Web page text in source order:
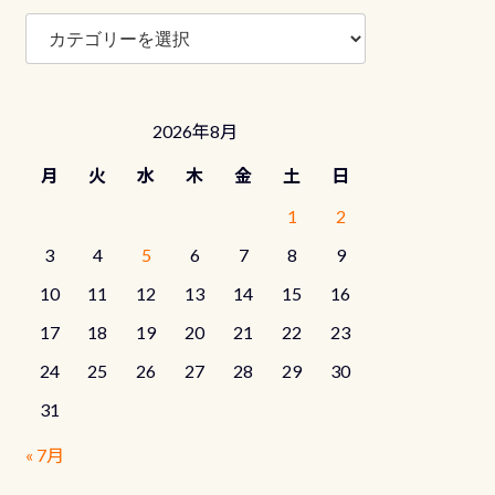
ブ
グ
2026年8月
月 火 水 木 金 土
日
1
2
3
4 5 6 7 8
9
10
11 12 13 14 15
16
17
18 19 20 21 22
23
24
25 26 27 28 29
30
31
« 7月